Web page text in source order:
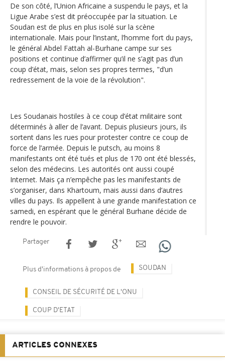
De son côté, l’Union Africaine a suspendu le pays, et la
Ligue Arabe s’est dit préoccupée par la situation. Le
Soudan est de plus en plus isolé sur la scène
internationale. Mais pour l’instant, l’homme fort du pays,
le général Abdel Fattah al-Burhane campe sur ses
positions et continue d’affirmer qu’il ne s’agit pas d’un
coup d’état, mais, selon ses propres termes, "d’un
redressement de la voie de la révolution".
Les Soudanais hostiles à ce coup d’état militaire sont
déterminés à aller de l’avant. Depuis plusieurs jours, ils
sortent dans les rues pour protester contre ce coup de
force de l’armée. Depuis le putsch, au moins 8
manifestants ont été tués et plus de 170 ont été blessés,
selon des médecins. Les autorités ont aussi coupé
Internet. Mais ça n’empêche pas les manifestants de
s’organiser, dans Khartoum, mais aussi dans d’autres
villes du pays. Ils appellent à une grande manifestation ce
samedi, en espérant que le général Burhane décide de
rendre le pouvoir.
Partager
Plus d'informations à propos de SOUDAN
CONSEIL DE SÉCURITÉ DE L'ONU
COUP D'ETAT
ARTICLES CONNEXES